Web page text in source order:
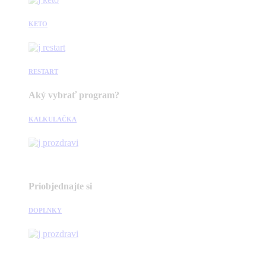
KETO
RESTART
Aký vybrať program?
KALKULAČKA
Priobjednajte si
DOPLNKY